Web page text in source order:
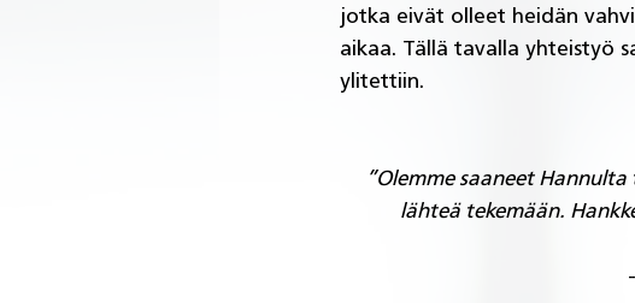
jotka eivät olleet heidän
aikaa. Tällä tavalla yhteistyö
ylitettiin.
”Olemme saaneet
lähteä tekemään.